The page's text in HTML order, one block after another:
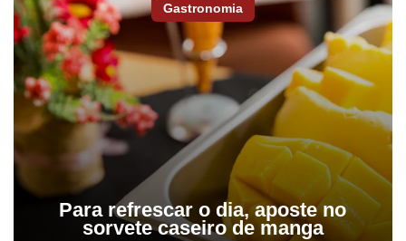
A prefeitura de Apucarana criou o “Gabinete de Crise Climática”
formado por diversas secretarias que passaram a trabalhar de
forma conjunta com ação rápida nas situações de emergência,
como alagamento e queda de árvores, provocadas por
fenômenos climáticos (vendavais e chuva forte).A força-tarefa foi
foi responsável pelos atendimentos relacionados às fortes chuvas
que atingiram a cidade na noite de quinta-feira(16).
Gastronomia
Para refrescar o dia, aposte no
sorvete caseiro de manga